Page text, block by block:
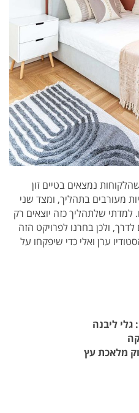
נמצאים בטיים זון
מעורבים בתהליך, ומצד שני
למדתי שלתהליך כזה יוצאים רק
ולכן בחרנו לפרויקט הזה
ערן ואלי כדי שיפקחו על
ליבנה
מלאכת עץ